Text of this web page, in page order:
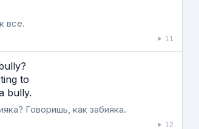
все.
11
to
bully.
Говоришь, как забияка.
12